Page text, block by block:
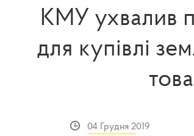
КМУ ухвалив
для купівлі
04 Грудня 2019